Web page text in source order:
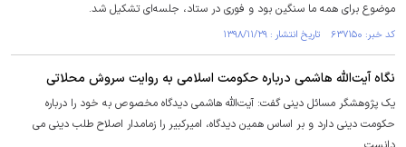
موضوع برای همه ما سنگین بود و فوری در ستاد، جلسه‌ای تشکیل شد.
کد خبر: ۶۳۷۱۵۰ تاریخ انتشار : ۱۳۹۸/۱۱/۲۹
نگاه آیت‌الله هاشمی درباره حکومت اسلامی به روایت سروش محلاتی
یک پژوهشگر مسائل دینی گفت: آیت‌الله هاشمی دیدگاه مخصوص به خود را درباره
حکومت دینی دارد و بر اساس همین دیدگاه، امیرکبیر را زمامدار اصلاح طلب دینی می